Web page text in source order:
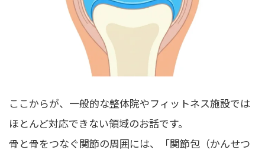
ここからが、一般的な整体院やフィットネス施設では
ほとんど対応できない領域のお話です。
骨と骨をつなぐ関節の周囲には、「関節包（かんせつ